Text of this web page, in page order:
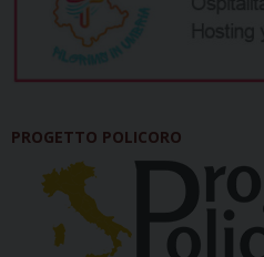
PROGETTO POLICORO